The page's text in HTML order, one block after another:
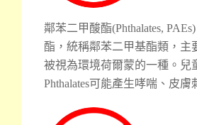
鄰苯二甲酸酯(Phthalates,
酯，統稱鄰苯二甲基酯類，主
被視為環境荷爾蒙的一種。兒
Phthalates可能產生哮喘、皮膚